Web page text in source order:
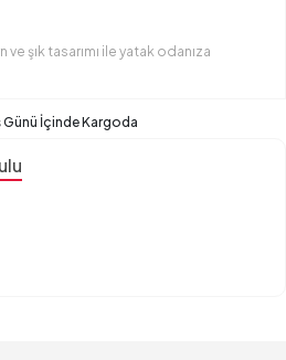
ve şık tasarımı ile yatak odanıza
Günü İçinde Kargoda